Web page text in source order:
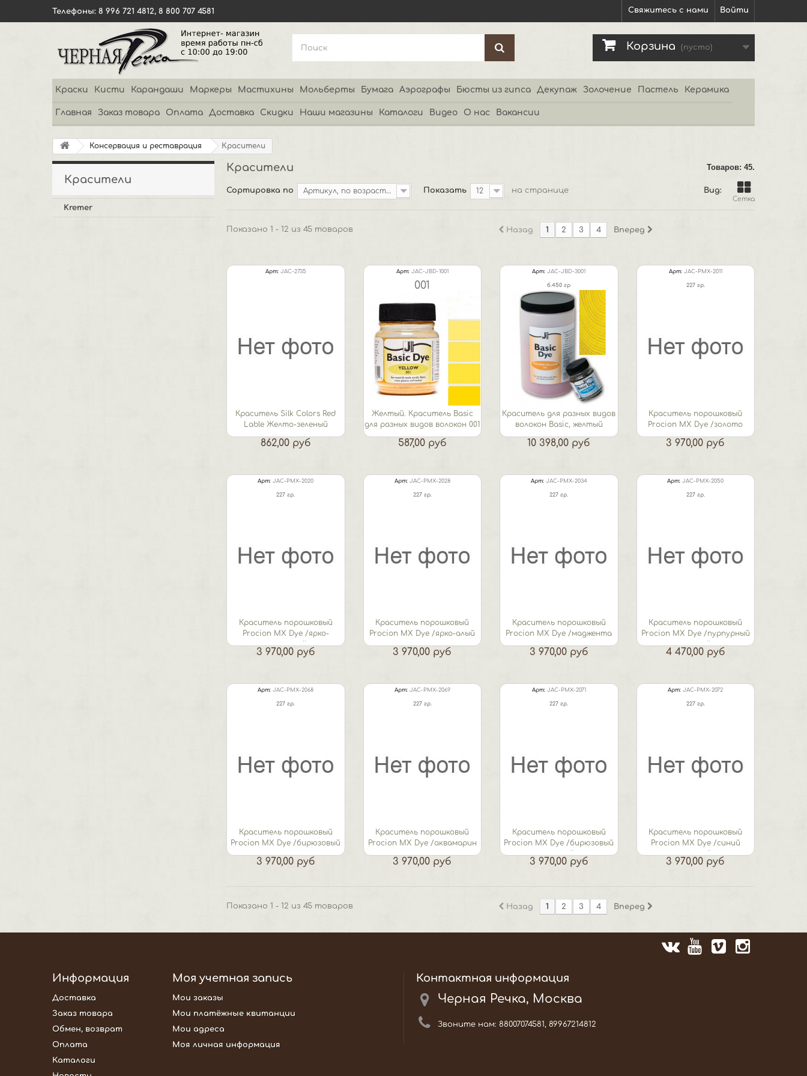
Войти
Свяжитесь с нами
Телефоны: 8 996 721 4812, 8 800 707 4581
Корзина (пусто)
Краски Кисти Карандаши Маркеры Мастихины Мольберты Бумага Аэрографы Бюсты из гипса Декупаж Золочение Пастель Керамика
Главная Заказ товара Оплата Доставка Скидки Наши магазины Каталоги Видео О нас Вакансии
Консервация и реставрация Красители
Красители
Kremer
Красители Товаров: 45.
Вид:
Сетка
Сортировка по Артикул, по возрастанию Показать 12 на странице
Назад 1 2 3 4 Вперед
Показано 1 - 12 из 45 товаров
Арт: JAC-2735
Краситель Silk Colors Red
Lable Желто-зеленый
862,00 руб
Арт: JAC-JBD-1001
001
Желтый. Краситель Basic
для разных видов волокон 001
587,00 руб
Арт: JAC-JBD-3001
б.450 гр
Краситель для разных видов
волокон Basic, желтый
10 398,00 руб
Арт: JAC-PMX-2011
227 гр.
Краситель порошковый
Procion MX Dye /золото
антик
3 970,00 руб
Арт: JAC-PMX-2020
227 гр.
Краситель порошковый
Procion MX Dye /ярко-
оранжевый
3 970,00 руб
Арт: JAC-PMX-2028
227 гр.
Краситель порошковый
Procion MX Dye /ярко-алый
3 970,00 руб
Арт: JAC-PMX-2034
227 гр.
Краситель порошковый
Procion MX Dye /маджента
3 970,00 руб
Арт: JAC-PMX-2050
227 гр.
Краситель порошковый
Procion MX Dye /пурпурный
темный
4 470,00 руб
Арт: JAC-PMX-2068
227 гр.
Краситель порошковый
Procion MX Dye /бирюзовый
3 970,00 руб
Арт: JAC-PMX-2069
227 гр.
Краситель порошковый
Procion MX Dye /аквамарин
3 970,00 руб
Арт: JAC-PMX-2071
227 гр.
Краситель порошковый
Procion MX Dye /бирюзовый
темный
3 970,00 руб
Арт: JAC-PMX-2072
227 гр.
Краситель порошковый
Procion MX Dye /синий
средний
3 970,00 руб
Назад 1 2 3 4 Вперед
Показано 1 - 12 из 45 товаров
Информация
Доставка
Заказ товара
Обмен, возврат
Оплата
Каталоги
Моя учетная запись
Мои заказы
Мои платёжные квитанции
Мои адреса
Моя личная информация
Контактная информация
Черная Речка, Москва
Звоните нам: 88007074581, 89967214812